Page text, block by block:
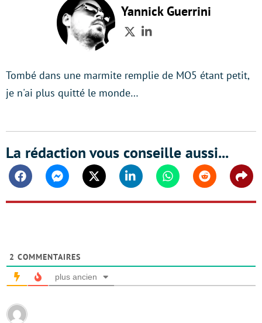
Yannick Guerrini
TwitterLinkedIn
Tombé dans une marmite remplie de MO5 étant petit,
je n'ai plus quitté le monde…
La rédaction vous conseille aussi...
FacebookMessengerTwitter Linkedin WhatsappReddit
2 COMMENTAIRES
plus ancien